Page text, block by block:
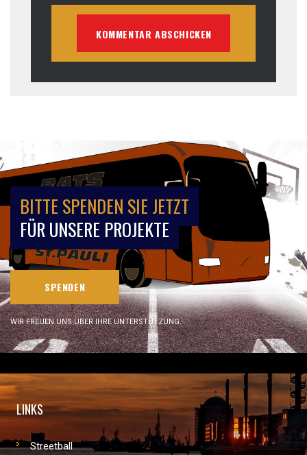
BITTE SPENDEN SIE JETZT
FÜR UNSERE PROJEKTE
SPENDEN
WIR FREUEN UNS ÜBER IHRE UNTERSTÜTZUNG.
LINKS
Streetball